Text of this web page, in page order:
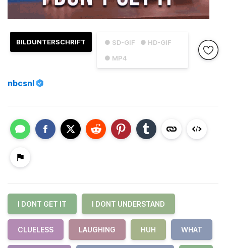
● SD-GIF
● HD-GIF
● MP4
BILDUNTERSCHRIFT
nbcsnl
I DONT GET IT I DONT UNDERSTAND
CLUELESS LAUGHING HUH WHAT